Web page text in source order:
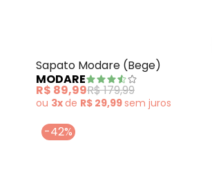
Sapato Modare (Bege)
MODARE
R$ 89,99R$ 179,99
ou 3xde R$ 29,99sem juros
-42%